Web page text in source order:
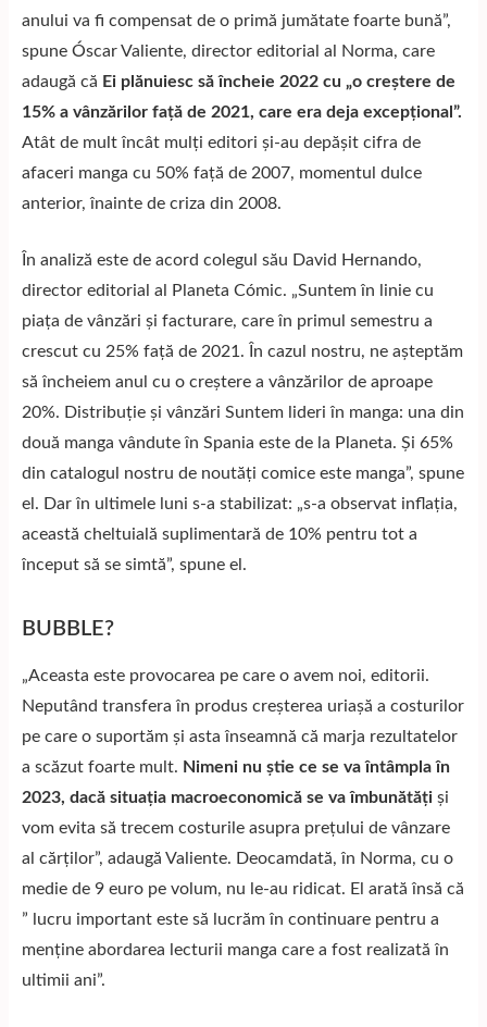
anului va fi compensat de o primă jumătate foarte bună”,
spune Óscar Valiente, director editorial al Norma, care
adaugă că Ei plănuiesc să încheie 2022 cu „o creștere de
15% a vânzărilor față de 2021, care era deja excepțional”.
Atât de mult încât mulți editori și-au depășit cifra de
afaceri manga cu 50% față de 2007, momentul dulce
anterior, înainte de criza din 2008.
În analiză este de acord colegul său David Hernando,
director editorial al Planeta Cómic. „Suntem în linie cu
piața de vânzări și facturare, care în primul semestru a
crescut cu 25% față de 2021. În cazul nostru, ne așteptăm
să încheiem anul cu o creștere a vânzărilor de aproape
20%. Distribuție și vânzări Suntem lideri în manga: una din
două manga vândute în Spania este de la Planeta. Și 65%
din catalogul nostru de noutăți comice este manga”, spune
el. Dar în ultimele luni s-a stabilizat: „s-a observat inflația,
această cheltuială suplimentară de 10% pentru tot a
început să se simtă”, spune el.
BUBBLE?
„Aceasta este provocarea pe care o avem noi, editorii.
Neputând transfera în produs creșterea uriașă a costurilor
pe care o suportăm și asta înseamnă că marja rezultatelor
a scăzut foarte mult. Nimeni nu știe ce se va întâmpla în
2023, dacă situația macroeconomică se va îmbunătăți şi
vom evita să trecem costurile asupra preţului de vânzare
al cărţilor”, adaugă Valiente. Deocamdată, în Norma, cu o
medie de 9 euro pe volum, nu le-au ridicat. El arată însă că
” lucru important este să lucrăm în continuare pentru a
menține abordarea lecturii manga care a fost realizată în
ultimii ani”.